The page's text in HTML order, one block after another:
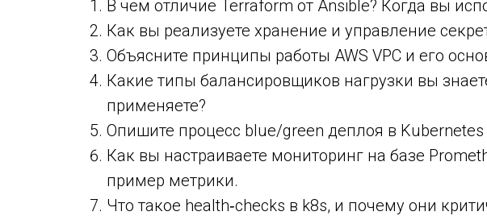
В чём отличие Terraform от Ansible? Когда вы
Как вы реализуете хранение и управление
Объясните принципы работы AWS VPC и его
Какие типы балансировщиков нагрузки вы
применяете?
Опишите процесс blue/green деплоя в
Как вы настраиваете мониторинг на базе
пример метрики.
Что такое health‑checks в k8s, и почему они